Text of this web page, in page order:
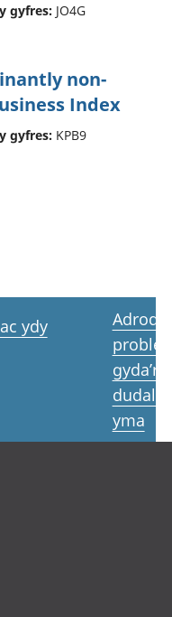
gyfres: JO4G
non-
Index
gyfres: KPB9
ydy
Adrodd
gyda’r
yma